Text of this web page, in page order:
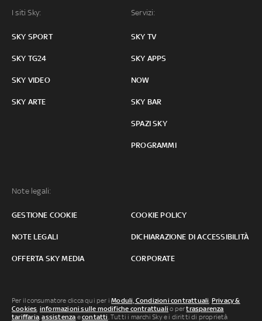
I siti Sky:
SKY SPORT
SKY TG24
SKY VIDEO
SKY ARTE
Servizi:
SKY TV
SKY APPS
NOW
SKY BAR
SPAZI SKY
PROGRAMMI
Note legali:
GESTIONE COOKIE COOKIE POLICY
NOTE LEGALI DICHIARAZIONE DI ACCESSIBILITÀ
OFFERTA SKY MEDIA CORPORATE
Per il consumatore clicca qui per iModuli, Condizioni contrattuali, Privacy &
Cookies, informazioni sulle modifiche contrattuali o pertrasparenza
tariffaria,assistenza econtatti. Tutti i marchi Sky e i diritti di proprietà